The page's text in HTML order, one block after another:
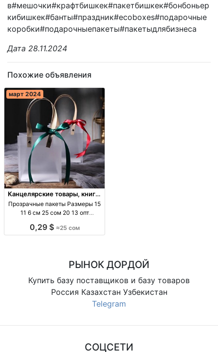
в#мешочки#крафтбишкек#пакетбишкек#бонбоньер
кибишкек#банты#праздник#ecoboxes#подарочные
коробки#подарочныепакеты#пакетыдлябизнеса
Дата 28.11.2024
Похожие объявления
март 2024
Канцелярские товары, книги,
учебники
Прозрачные пакеты Размеры 15
11 6 см 25 сом 20 13 опт
0,29 $ ≈25 сом
РЫНОК ДОРДОЙ
Купить базу поставщиков и базу товаров
Россия Казахстан Узбекистан
Telegram
СОЦСЕТИ